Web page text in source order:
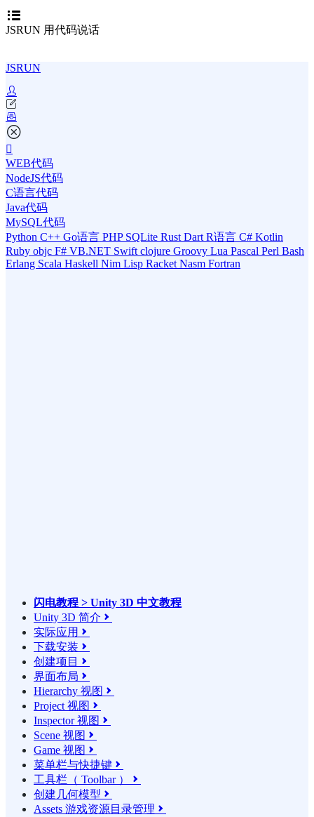
JSRUN 用代码说话
JSRUN
WEB代码
NodeJS代码
C语言代码
Java代码
MySQL代码
Python C++ Go语言 PHP SQLite Rust Dart R语言 C# Kotlin
Ruby objc F# VB.NET Swift clojure Groovy Lua Pascal Perl Bash
Erlang Scala Haskell Nim Lisp Racket Nasm Fortran
闪电教程 > Unity 3D 中文教程
Unity 3D 简介 
实际应用 
下载安装 
创建项目 
界面布局 
Hierarchy 视图 
Project 视图 
Inspector 视图 
Scene 视图 
Game 视图 
菜单栏与快捷键 
工具栏（ Toolbar ） 
创建几何模型 
Assets 游戏资源目录管理 